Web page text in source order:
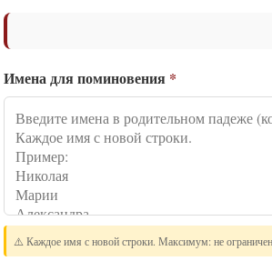
Имена для поминовения *
⚠️ Каждое имя с новой строки. Максимум: не